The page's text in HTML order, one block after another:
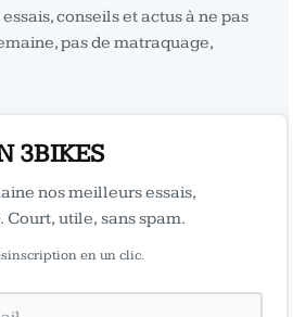
conseils et actus à ne pas
pas de matraquage,
3BIKES
nos meilleurs essais,
Court, utile, sans spam.
en un clic.